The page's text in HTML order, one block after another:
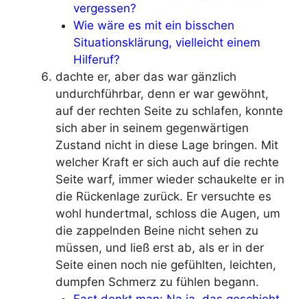
vergessen?
Wie wäre es mit ein bisschen
Situationsklärung, vielleicht einem
Hilferuf?
dachte er, aber das war gänzlich
undurchführbar, denn er war gewöhnt,
auf der rechten Seite zu schlafen, konnte
sich aber in seinem gegenwärtigen
Zustand nicht in diese Lage bringen. Mit
welcher Kraft er sich auch auf die rechte
Seite warf, immer wieder schaukelte er in
die Rückenlage zurück. Er versuchte es
wohl hundertmal, schloss die Augen, um
die zappelnden Beine nicht sehen zu
müssen, und ließ erst ab, als er in der
Seite einen noch nie gefühlten, leichten,
dumpfen Schmerz zu fühlen begann.